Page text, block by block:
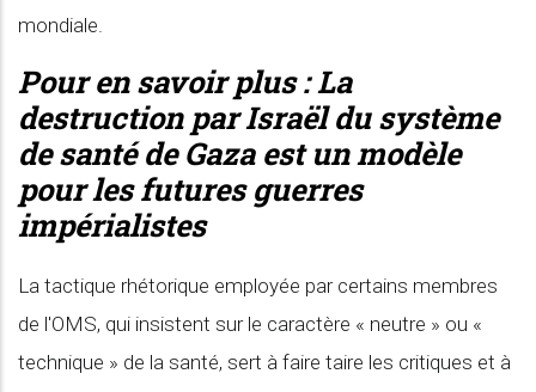
mondiale.
Pour en savoir plus :La
destruction par Israël du système
de santé de Gaza est un modèle
pour les futures guerres
impérialistes
La tactique rhétorique employée par certains membres
de l'OMS, qui insistent sur le caractère « neutre » ou «
technique » de la santé, sert à faire taire les critiques et à